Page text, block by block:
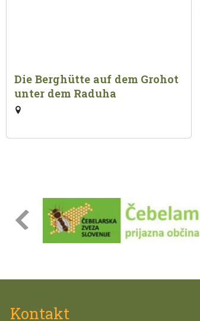
Die Berghütte auf dem Grohot
unter dem Raduha
Kontakt